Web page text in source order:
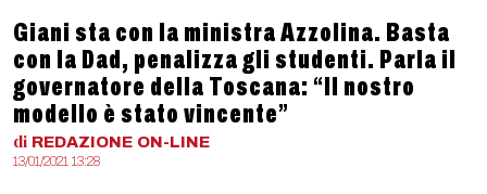
Giani sta con la ministra Azzolina. Basta
con la Dad, penalizza gli studenti. Parla il
governatore della Toscana: “Il nostro
modello è stato vincente”
di REDAZIONE ON-LINE
13/01/2021 13:28